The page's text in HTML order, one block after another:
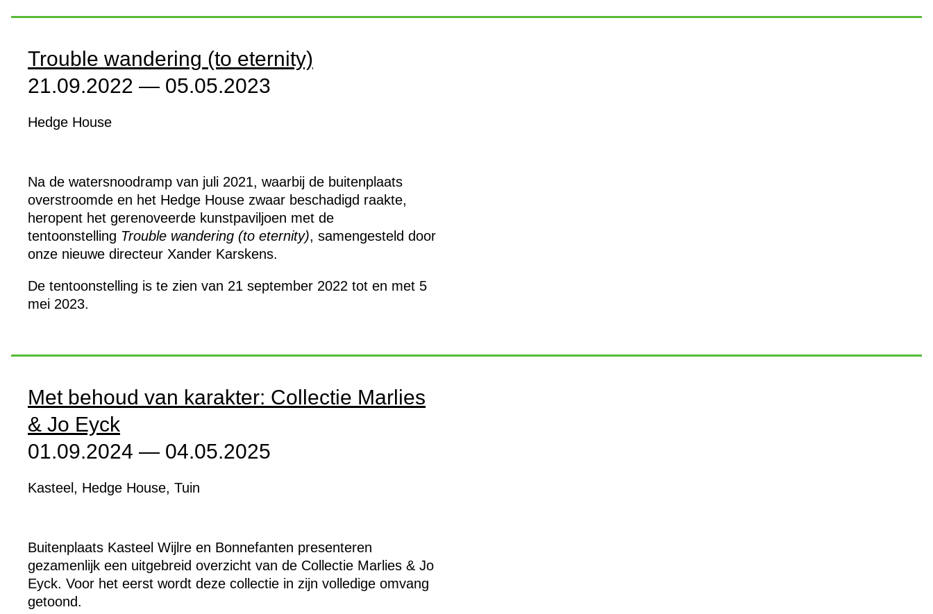
Trouble wandering (to eternity)
21.09.2022 — 05.05.2023
Hedge House
Na de watersnoodramp van juli 2021, waarbij de buitenplaats
overstroomde en het Hedge House zwaar beschadigd raakte,
heropent het gerenoveerde kunstpaviljoen met de
tentoonstelling Trouble wandering (to eternity), samengesteld door
onze nieuwe directeur Xander Karskens.
De tentoonstelling is te zien van 21 september 2022 tot en met 5
mei 2023.
Met behoud van karakter: Collectie Marlies
& Jo Eyck
01.09.2024 — 04.05.2025
Kasteel, Hedge House, Tuin
Buitenplaats Kasteel Wijlre en Bonnefanten presenteren
gezamenlijk een uitgebreid overzicht van de Collectie Marlies & Jo
Eyck. Voor het eerst wordt deze collectie in zijn volledige omvang
getoond.